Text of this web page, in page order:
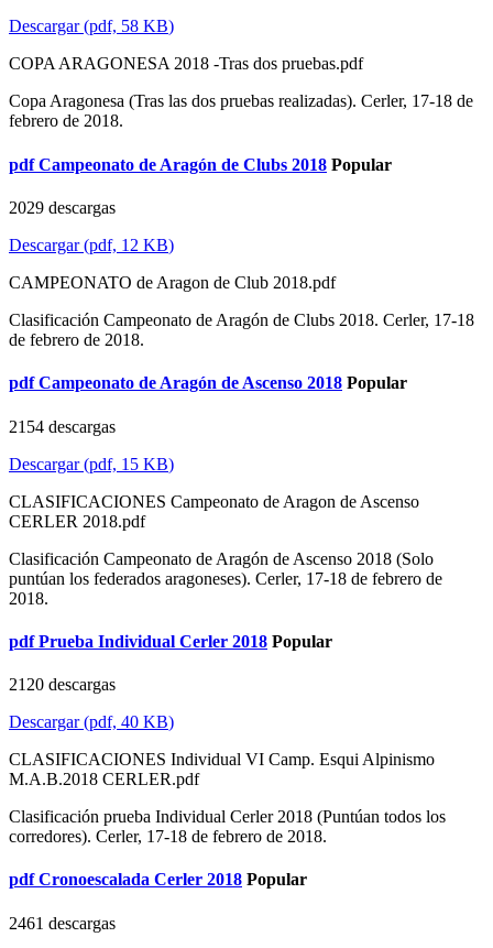
Descargar(pdf, 58 KB)
COPA ARAGONESA 2018 -Tras dos pruebas.pdf
Copa Aragonesa (Tras las dos pruebas realizadas). Cerler, 17-18 de
febrero de 2018.
pdf Campeonato de Aragón de Clubs 2018 Popular
2029 descargas
Descargar(pdf, 12 KB)
CAMPEONATO de Aragon de Club 2018.pdf
Clasificación Campeonato de Aragón de Clubs 2018. Cerler, 17-18
de febrero de 2018.
pdf Campeonato de Aragón de Ascenso 2018 Popular
2154 descargas
Descargar(pdf, 15 KB)
CLASIFICACIONES Campeonato de Aragon de Ascenso
CERLER 2018.pdf
Clasificación Campeonato de Aragón de Ascenso 2018 (Solo
puntúan los federados aragoneses). Cerler, 17-18 de febrero de
2018.
pdf Prueba Individual Cerler 2018 Popular
2120 descargas
Descargar(pdf, 40 KB)
CLASIFICACIONES Individual VI Camp. Esqui Alpinismo
M.A.B.2018 CERLER.pdf
Clasificación prueba Individual Cerler 2018 (Puntúan todos los
corredores). Cerler, 17-18 de febrero de 2018.
pdf Cronoescalada Cerler 2018 Popular
2461 descargas